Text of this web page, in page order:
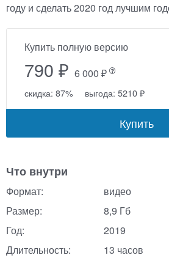
году и сделать 2020 год лучшим
Купить полную версию
790 ₽ 6 000 ₽
скидка: 87% выгода: 5210 ₽
Купить
Что внутри
Формат:
видео
Размер:
8,9 Гб
Год:
2019
Длительность:
13 часов